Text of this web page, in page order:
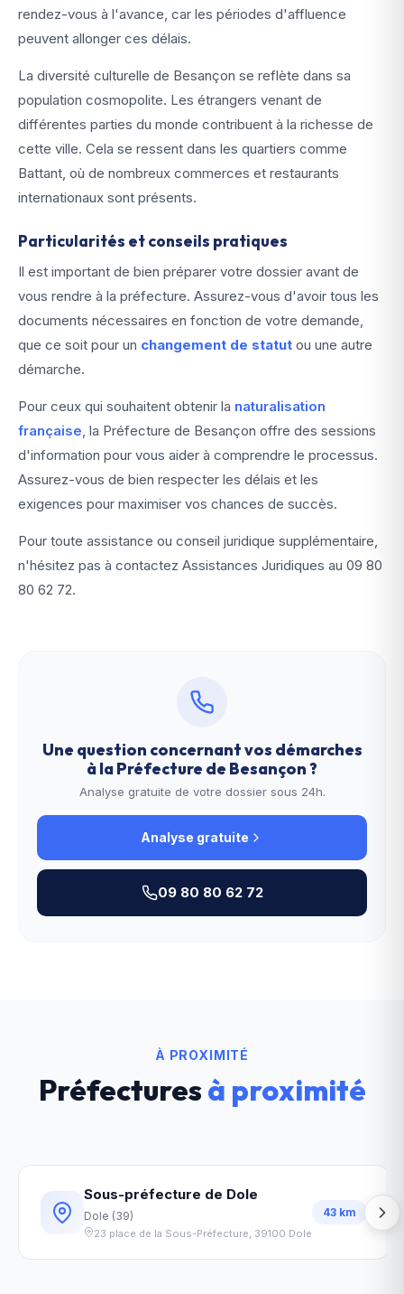
rendez-vous à l'avance, car les périodes d'affluence
peuvent allonger ces délais.
La diversité culturelle de Besançon se reflète dans sa
population cosmopolite. Les étrangers venant de
différentes parties du monde contribuent à la richesse de
cette ville. Cela se ressent dans les quartiers comme
Battant, où de nombreux commerces et restaurants
internationaux sont présents.
Particularités et conseils pratiques
Il est important de bien préparer votre dossier avant de
vous rendre à la préfecture. Assurez-vous d'avoir tous les
documents nécessaires en fonction de votre demande,
que ce soit pour un changement de statut ou une autre
démarche.
Pour ceux qui souhaitent obtenir la naturalisation
française, la Préfecture de Besançon offre des sessions
d'information pour vous aider à comprendre le processus.
Assurez-vous de bien respecter les délais et les
exigences pour maximiser vos chances de succès.
Pour toute assistance ou conseil juridique supplémentaire,
n'hésitez pas à contactez Assistances Juridiques au 09 80
80 62 72.
Une question concernant vos démarches
à laPréfecture de Besançon?
Analyse gratuite de votre dossier sous 24h.
Analyse gratuite
09 80 80 62 72
À PROXIMITÉ
Préfecturesà proximité
Sous-préfecture de Dole
Dole (39)
23 place de la Sous-Préfecture, 39100 Dole
43 km